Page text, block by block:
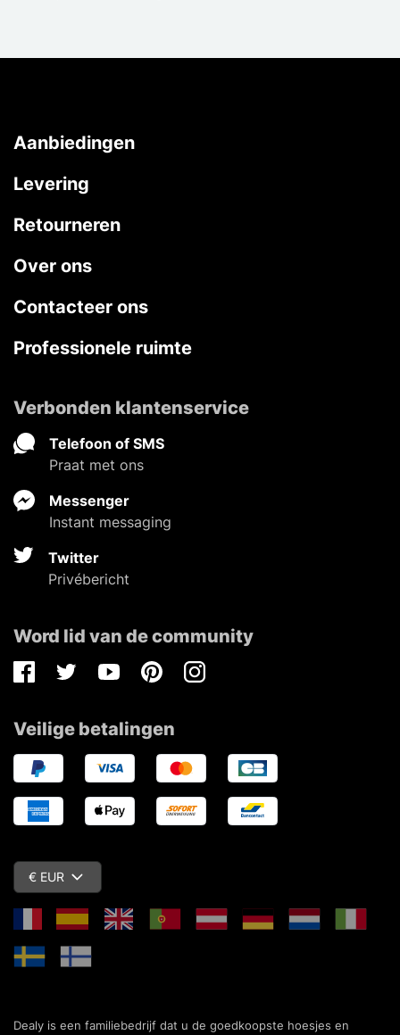
Aanbiedingen
Levering
Retourneren
Over ons
Contacteer ons
Professionele ruimte
Verbonden klantenservice
Telefoon of SMS
Praat met ons
Messenger
Instant messaging
Twitter
Privébericht
Word lid van de community
FacebookTwitterYoutubePinterestInstagram
Veilige betalingen
€ EUR
Dealy is een familiebedrijf dat u de goedkoopste hoesjes en